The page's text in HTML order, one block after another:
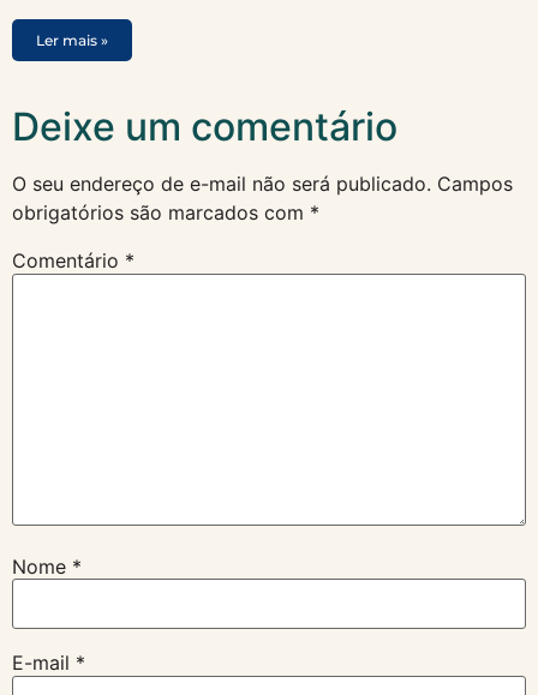
Ler mais »
Deixe um comentário
O seu endereço de e-mail não será publicado. Campos
obrigatórios são marcados com *
Comentário *
Nome *
E-mail *